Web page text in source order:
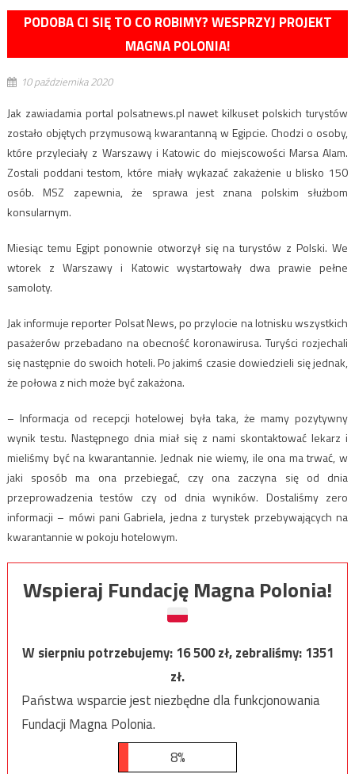
PODOBA CI SIĘ TO CO ROBIMY? WESPRZYJ PROJEKT
MAGNA POLONIA!
10 października 2020
Jak zawiadamia portal polsatnews.pl nawet kilkuset polskich turystów
zostało objętych przymusową kwarantanną w Egipcie. Chodzi o osoby,
które przyleciały z Warszawy i Katowic do miejscowości Marsa Alam.
Zostali poddani testom, które miały wykazać zakażenie u blisko 150
osób. MSZ zapewnia, że sprawa jest znana polskim służbom
konsularnym.
Miesiąc temu Egipt ponownie otworzył się na turystów z Polski. We
wtorek z Warszawy i Katowic wystartowały dwa prawie pełne
samoloty.
Jak informuje reporter Polsat News, po przylocie na lotnisku wszystkich
pasażerów przebadano na obecność koronawirusa. Turyści rozjechali
się następnie do swoich hoteli. Po jakimś czasie dowiedzieli się jednak,
że połowa z nich może być zakażona.
– Informacja od recepcji hotelowej była taka, że mamy pozytywny
wynik testu. Następnego dnia miał się z nami skontaktować lekarz i
mieliśmy być na kwarantannie. Jednak nie wiemy, ile ona ma trwać, w
jaki sposób ma ona przebiegać, czy ona zaczyna się od dnia
przeprowadzenia testów czy od dnia wyników. Dostaliśmy zero
informacji – mówi pani Gabriela, jedna z turystek przebywających na
kwarantannie w pokoju hotelowym.
Wspieraj Fundację Magna Polonia!
W sierpniu potrzebujemy:16 500zł, zebraliśmy:1351
zł.
Państwa wsparcie jest niezbędne dla funkcjonowania
Fundacji Magna Polonia.
8%